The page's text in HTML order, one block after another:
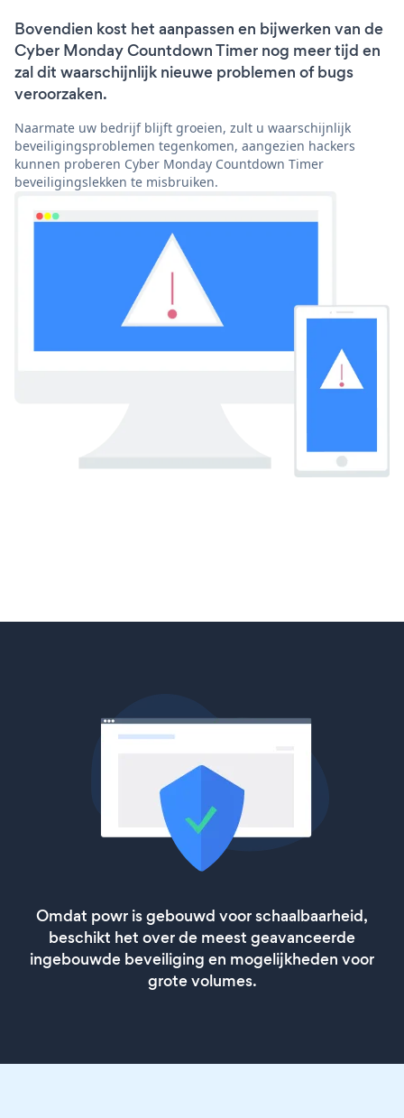
Bovendien kost het aanpassen en bijwerken van de
Cyber Monday Countdown Timer nog meer tijd en
zal dit waarschijnlijk nieuwe problemen of bugs
veroorzaken.
Naarmate uw bedrijf blijft groeien, zult u waarschijnlijk
beveiligingsproblemen tegenkomen, aangezien hackers
kunnen proberen Cyber Monday Countdown Timer
beveiligingslekken te misbruiken.
Omdat powr is gebouwd voor schaalbaarheid,
beschikt het over de meest geavanceerde
ingebouwde beveiliging en mogelijkheden voor
grote volumes.